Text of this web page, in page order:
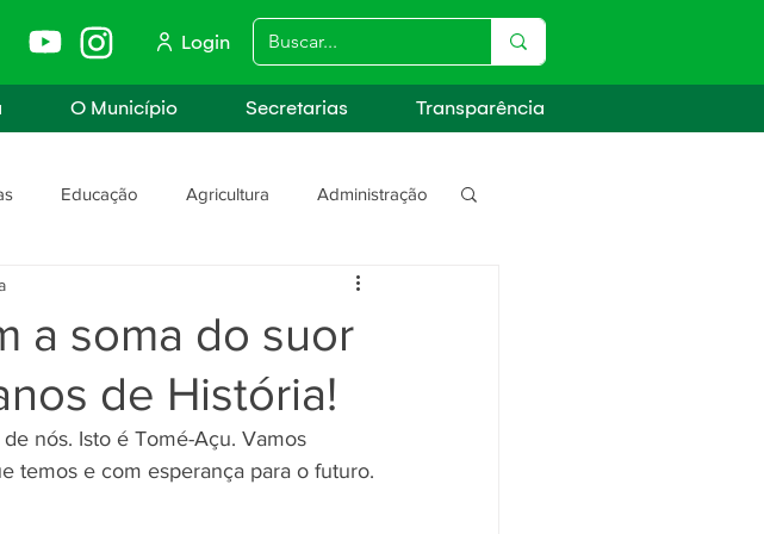
Login
O Município Secretarias Transparência
Educação Agricultura Administração
a soma do suor
de História!
nós. Isto é Tomé-Açu. Vamos
temos e com esperança para o futuro.